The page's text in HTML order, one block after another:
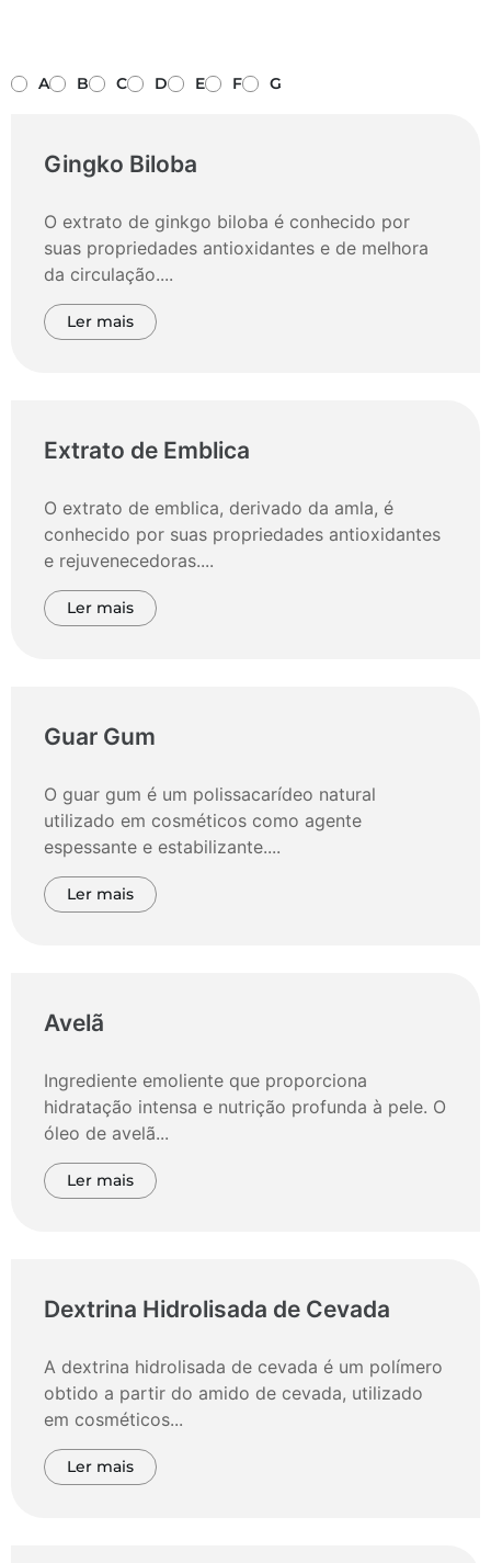
A B C D E F G
Gingko Biloba
O extrato de ginkgo biloba é conhecido por
suas propriedades antioxidantes e de melhora
da circulação....
Ler mais
Extrato de Emblica
O extrato de emblica, derivado da amla, é
conhecido por suas propriedades antioxidantes
e rejuvenecedoras....
Ler mais
Guar Gum
O guar gum é um polissacarídeo natural
utilizado em cosméticos como agente
espessante e estabilizante....
Ler mais
Avelã
Ingrediente emoliente que proporciona
hidratação intensa e nutrição profunda à pele. O
óleo de avelã...
Ler mais
Dextrina Hidrolisada de Cevada
A dextrina hidrolisada de cevada é um polímero
obtido a partir do amido de cevada, utilizado
em cosméticos...
Ler mais